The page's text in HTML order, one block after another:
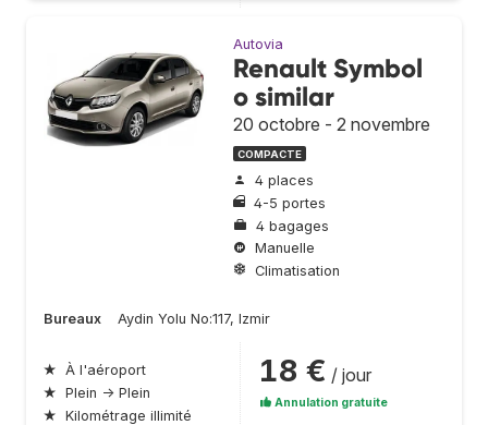
Autovia
Renault Symbol
o similar
20 octobre - 2 novembre
COMPACTE
4 places
4-5 portes
4 bagages
Manuelle
Climatisation
Bureaux Aydin Yolu No:117, Izmir
★ À l'aéroport
★ Plein → Plein
★ Kilométrage illimité
18 € / jour
Annulation gratuite